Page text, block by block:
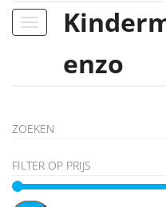
Toggle
enzo
ZOEKEN
FILTER OP PRIJS